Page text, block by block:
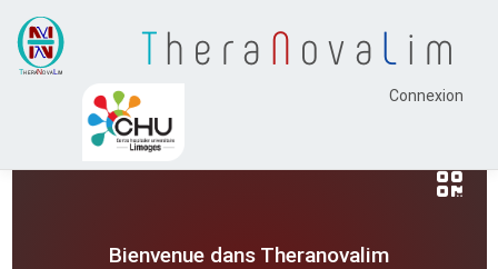
Thera N ova L im
Connexion
Bienvenue dans Theranovalim